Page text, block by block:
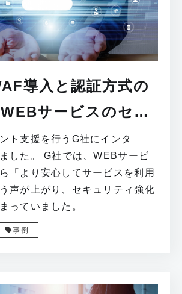
導入と認証方式の
サービスのセ
強化を実現
ト支援を行うG社にインタ
した。 G社では、WEBサービ
「より安心してサービスを利用
声が上がり、セキュリティ強化
っていました。
事例